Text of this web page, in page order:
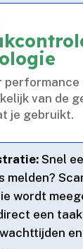
van de
je gebruikt.​
Snel
wordt
een